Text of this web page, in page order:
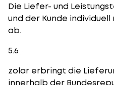
Die Liefer- und
und der Kunde
ab.
5.6
zolar erbringt die